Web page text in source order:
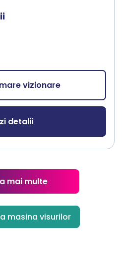
vizionare
detalii
mai multe
masina visurilor